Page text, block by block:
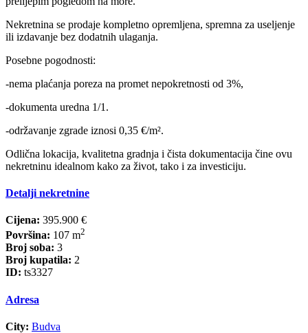
Nekretnina se prodaje kompletno opremljena, spremna za useljenje
ili izdavanje bez dodatnih ulaganja.
Posebne pogodnosti:
-nema plaćanja poreza na promet nepokretnosti od 3%,
-dokumenta uredna 1/1.
-održavanje zgrade iznosi 0,35 €/m².
Odlična lokacija, kvalitetna gradnja i čista dokumentacija čine ovu
nekretninu idealnom kako za život, tako i za investiciju.
Detalji nekretnine
Cijena: 395.900 €
Površina: 107 m2
Broj soba: 3
Broj kupatila: 2
ID: ts3327
Adresa
City: Budva